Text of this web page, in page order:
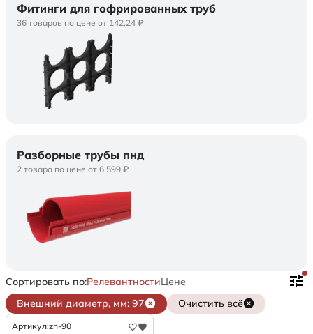
Фитинги для гофрированных труб
36 товаров по цене от 142,24 ₽
Разборные трубы пнд
2 товара по цене от 6 599 ₽
Сортировать по:РелевантностиЦене
Внешний диаметр, мм: 97
Очистить всё
Артикул:zn-90